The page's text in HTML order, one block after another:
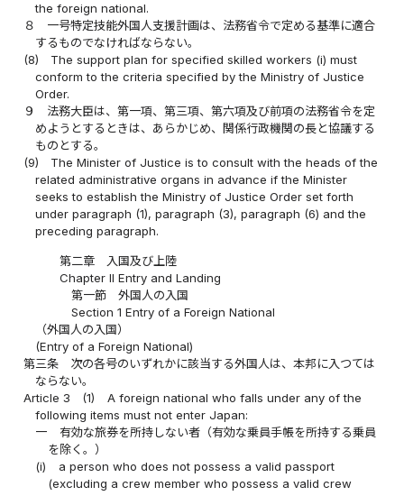
the foreign national.
８
一号特定技能外国人支援計画は、法務省令で定める基準に適合
するものでなければならない。
(8)
The support plan for specified skilled workers (i) must
conform to the criteria specified by the Ministry of Justice
Order.
９
法務大臣は、第一項、第三項、第六項及び前項の法務省令を定
めようとするときは、あらかじめ、関係行政機関の長と協議する
ものとする。
(9)
The Minister of Justice is to consult with the heads of the
related administrative organs in advance if the Minister
seeks to establish the Ministry of Justice Order set forth
under paragraph (1), paragraph (3), paragraph (6) and the
preceding paragraph.
第二章 入国及び上陸
Chapter II Entry and Landing
第一節 外国人の入国
Section 1 Entry of a Foreign National
（外国人の入国）
(Entry of a Foreign National)
第三条
次の各号のいずれかに該当する外国人は、本邦に入つては
ならない。
Article 3
(1)
A foreign national who falls under any of the
following items must not enter Japan:
一
有効な旅券を所持しない者（有効な乗員手帳を所持する乗員
を除く。）
(i)
a person who does not possess a valid passport
(excluding a crew member who possess a valid crew